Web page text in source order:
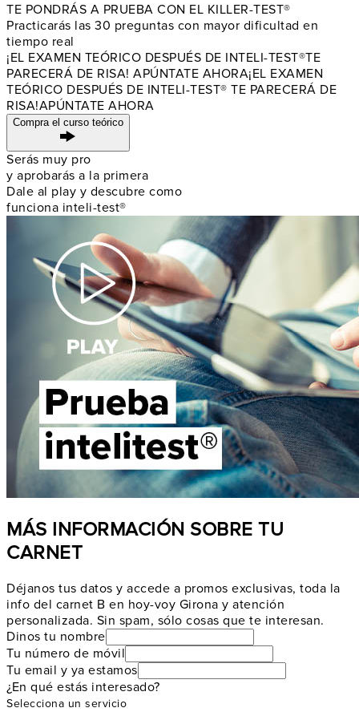
TE PONDRÁS A PRUEBA CON EL KILLER-TEST®
Practicarás las 30 preguntas con mayor dificultad en
tiempo real
¡EL EXAMEN TEÓRICO DESPUÉS DE INTELI-TEST®TE
PARECERÁ DE RISA! APÚNTATE AHORA¡EL EXAMEN
TEÓRICO DESPUÉS DE INTELI-TEST® TE PARECERÁ DE
RISA!APÚNTATE AHORA
Compra el curso teórico
Serás muy pro
y aprobarás a la primera
Dale al play y descubre como
funciona inteli-test®
MÁS INFORMACIÓN SOBRE TU
CARNET
Déjanos tus datos y accede a promos exclusivas, toda la
info del carnet B en hoy-voy Girona y atención
personalizada. Sin spam, sólo cosas que te interesan.
Dinos tu nombre
Tu número de móvil
Tu email y ya estamos
¿En qué estás interesado?
Selecciona un servicio